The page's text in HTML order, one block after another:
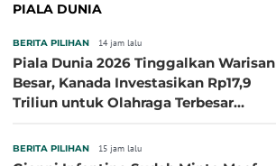
PIALA DUNIA
BERITA PILIHAN 14 jam lalu
Piala Dunia 2026 Tinggalkan Warisan
Besar, Kanada Investasikan Rp17,9
Triliun untuk Olahraga Terbesar
BERITA PILIHAN 15 jam lalu